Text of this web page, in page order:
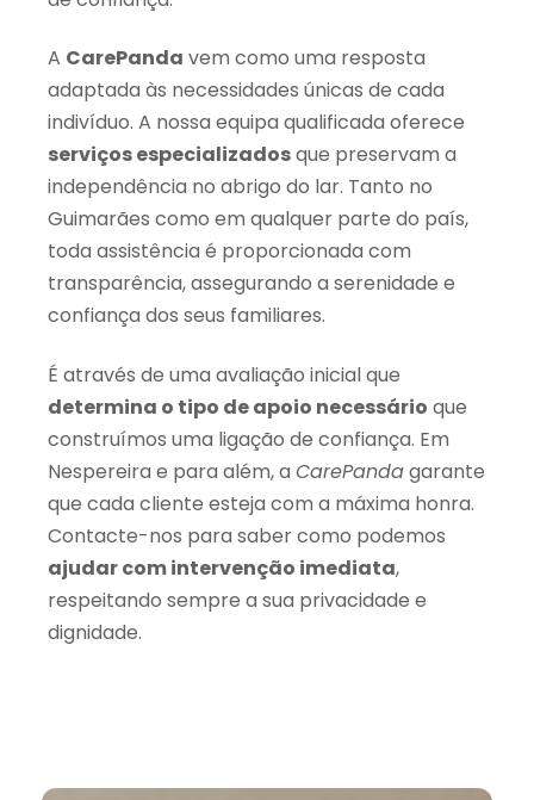
A CarePanda vem como uma resposta
adaptada às necessidades únicas de cada
indivíduo. A nossa equipa qualificada oferece
serviços especializadosque preservam a
independência no abrigo do lar. Tanto no
Guimarães como em qualquer parte do país,
toda assistência é proporcionada com
transparência, assegurando a serenidade e
confiança dos seus familiares.
É através de uma avaliação inicial que
determina o tipo de apoio necessário que
construímos uma ligação de confiança. Em
Nespereira e para além, a CarePandagarante
que cada cliente esteja com a máxima honra.
Contacte-nos para saber como podemos
ajudar com intervenção imediata,
respeitando sempre a sua privacidade e
dignidade.